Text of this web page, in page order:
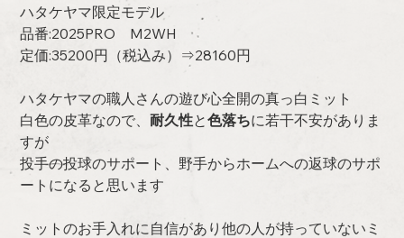
ハタケヤマ限定モデル
品番:2025PRO M2WH
定価:35200円（税込み）⇒28160円
ハタケヤマの職人さんの遊び心全開の真っ白ミット
白色の皮革なので、耐久性と色落ちに若干不安がありま
すが
投手の投球のサポート、野手からホームへの返球のサポ
ートになると思います
ミットのお手入れに自信があり他の人が持っていないミ